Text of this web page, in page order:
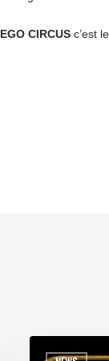
EGO CIRCUS c’est